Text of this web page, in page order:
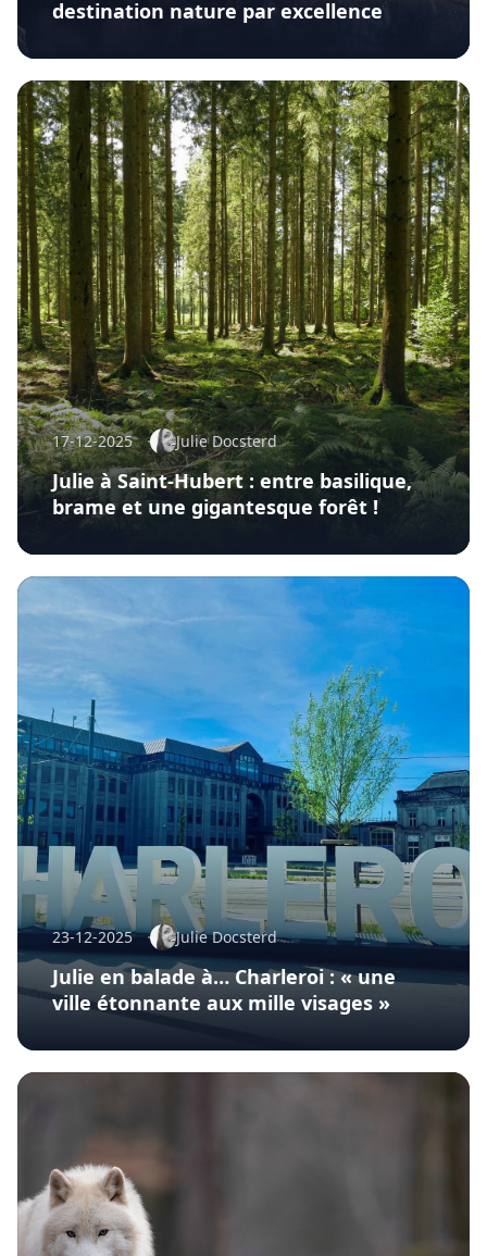
destination nature par excellence
17-12-2025 Julie Docsterd
Julie à Saint-Hubert : entre basilique,
brame et une gigantesque forêt !
23-12-2025 Julie Docsterd
Julie en balade à… Charleroi : « une
ville étonnante aux mille visages »